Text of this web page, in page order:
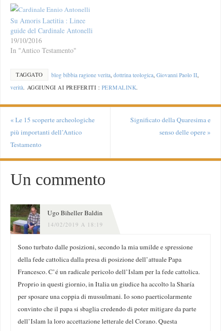
Su Amoris Laetitia : Linee
guide del Cardinale Antonelli
19/10/2016
In "Antico Testamento"
TAGGATO blog bibbia ragione verita, dottrina teologica, Giovanni Paolo II,
verità. AGGIUNGI AI PREFERITI : PERMALINK.
« Le 15 scoperte archeologiche
più importanti dell’Antico
Testamento
Significato della Quaresima e
senso delle opere»
Un commento
Ugo Biheller Baldin
14/02/2019 A 18:19
Sono turbato dalle posizioni, secondo la mia umilde e spressione
della fede cattolica dalla presa di posizione dell’attuale Papa
Francesco. C’é un radicale pericolo dell’Islam per la fede cattolica.
Proprio in questi giornio, in Italia un giudice ha accolto la Sharía
per sposare una coppia di mussulmani. Io sono paerticolarmente
convinto che il papa si sbaglia credendo di poter mitigare da parte
dell’Islam la loro accettazione letterale del Corano. Questa